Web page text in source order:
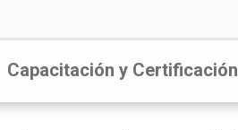
Capacitación y Certificación